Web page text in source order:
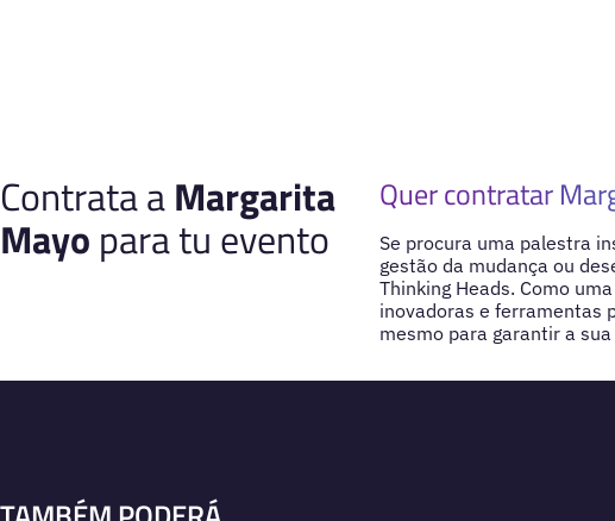
Contrata aMargarita
Mayo para tu evento
Quer contratar
Se procura uma palestra
gestão da mudança ou
Thinking Heads. Como
inovadoras e ferramentas
mesmo para garantir a